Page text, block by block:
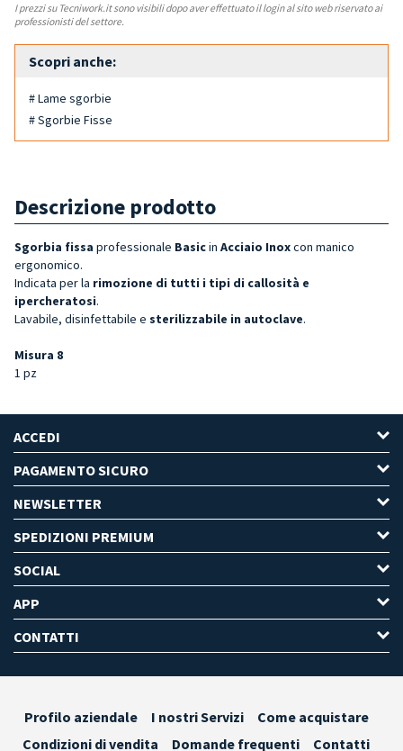
I prezzi su Tecniwork.it sono visibili dopo aver effettuato il login al sito web riservato ai
professionisti del settore.
Scopri anche:
# Lame sgorbie
# Sgorbie Fisse
Descrizione prodotto
Sgorbia fissa professionale Basicin Acciaio Inoxcon manico
ergonomico.
Indicata per la rimozione di tutti i tipi di callosità e
ipercheratosi.
Lavabile, disinfettabile e sterilizzabile in autoclave.
Misura 8
1 pz
ACCEDI
PAGAMENTO SICURO
NEWSLETTER
SPEDIZIONI PREMIUM
SOCIAL
APP
CONTATTI
Profilo aziendale I nostri Servizi
Come acquistare
Condizioni di vendita
Domande frequenti Contatti